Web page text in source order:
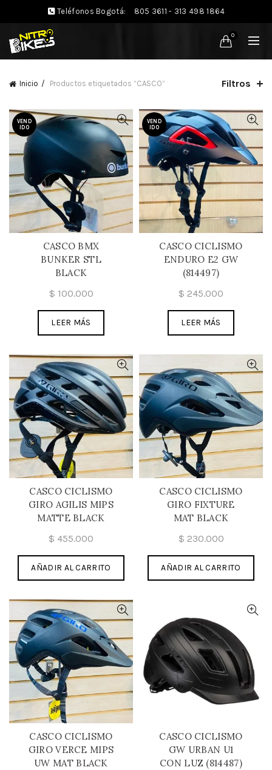
Teléfonos Bogotá: 805 3611 - 313 498 1864
0
Inicio Productos etiquetados “CASCO” Filtros
VEND
IDO
CASCO BMX
BUNKER STL
BLACK
$ 100.000
LEER MÁS
VEND
IDO
CASCO CICLISMO
ENDURO E2 GW
(814497)
$ 245.000
LEER MÁS
CASCO CICLISMO
GIRO AGILIS MIPS
MATTE BLACK
$ 455.000
AÑADIR AL CARRITO
CASCO CICLISMO
GIRO FIXTURE
MAT BLACK
$ 230.000
AÑADIR AL CARRITO
CASCO CICLISMO
GIRO VERCE MIPS
UW MAT BLACK
CASCO CICLISMO
GW URBAN U1
CON LUZ (814487)